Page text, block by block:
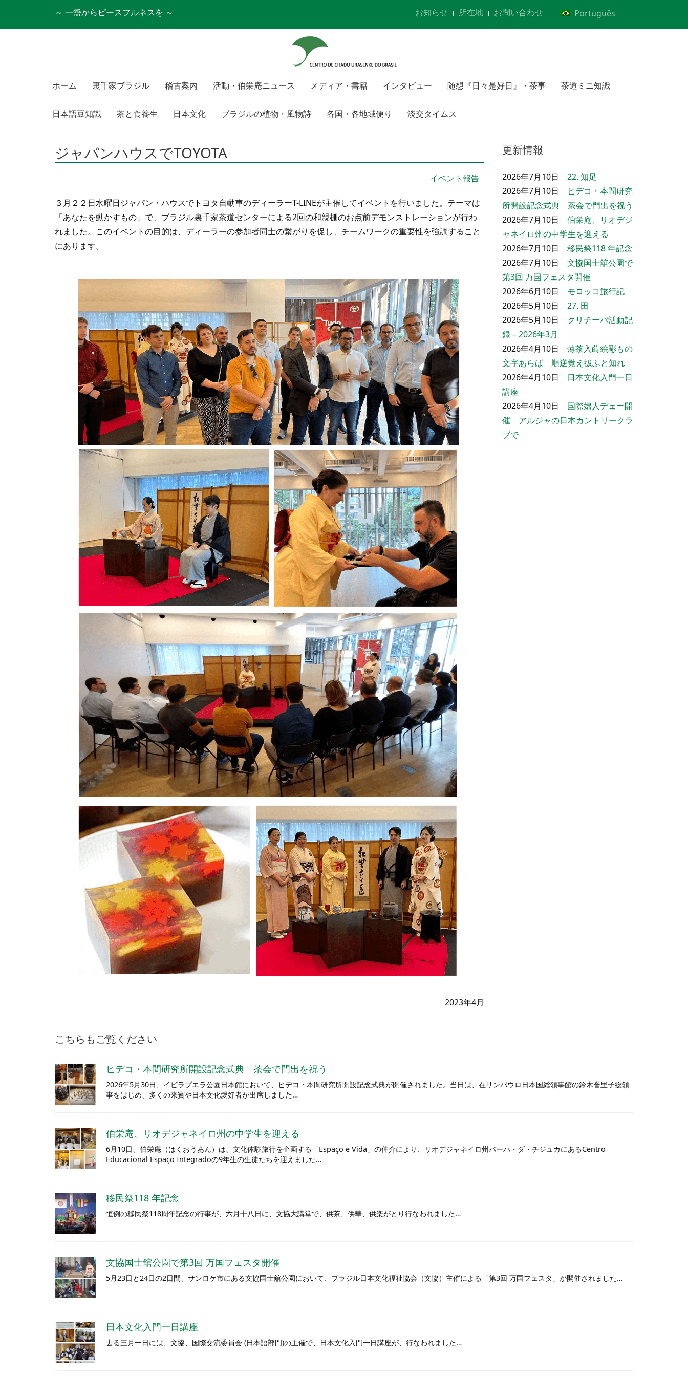
～ 一盌からピースフルネスを ～ お知らせ 所在地 お問い合わせ Português
ホーム 裏千家ブラジル 稽古案内 活動・伯栄庵ニュース メディア・書籍 インタビュー 随想『日々是好日』・茶事 茶道ミニ知識
日本語豆知識 茶と食養生 日本文化 ブラジルの植物・風物詩 各国・各地域便り 淡交タイムス
ジャパンハウスでTOYOTA
イベント報告
３月２２日水曜日ジャパン・ハウスでトヨタ自動車のディーラーT-LINEが主催してイベントを行いました。テーマは
「あなたを動かすもの」で、ブラジル裏千家茶道センターによる2回の和親棚のお点前デモンストレーションが行わ
れました。このイベントの目的は、ディーラーの参加者同士の繋がりを促し、チームワークの重要性を強調すること
にあります。
2023年4月
更新情報
2026年7月10日 22. 知足
2026年7月10日
ヒデコ・本間研究
所開設記念式典 茶会で門出を祝う
2026年7月10日 伯栄庵、リオデジ
ャネイロ州の中学生を迎える
2026年7月10日 移民祭118 年記念
2026年7月10日 文協国士舘公園で
第3回 万国フェスタ開催
2026年6月10日 モロッコ旅行記
2026年5月10日 27. 田
2026年5月10日
クリチーバ活動記
録 – 2026年3月
2026年4月10日 薄茶入蒔絵彫もの
文字あらば 順逆覚え扱ふと知れ
2026年4月10日
日本文化入門一日
講座
2026年4月10日 国際婦人デェー開
催 アルジャの日本カントリークラ
ブで
こちらもご覧ください
ヒデコ・本間研究所開設記念式典 茶会で門出を祝う
2026年5月30日、イビラプエラ公園日本館において、ヒデコ・本間研究所開設記念式典が開催されました。当日は、在サンパウロ日本国総領事館の鈴木誉里子総領
事をはじめ、多くの来賓や日本文化愛好者が出席しました…
伯栄庵、リオデジャネイロ州の中学生を迎える
6月10日、伯栄庵（はくおうあん）は、文化体験旅行を企画する「Espaço e Vida」の仲介により、リオデジャネイロ州バーハ・ダ・チジュカにあるCentro
Educacional Espaço Integradoの9年生の生徒たちを迎えました…
移民祭118 年記念
恒例の移民祭118周年記念の行事が、六月十八日に、文協大講堂で、供茶、供華、供楽がとり行なわれました…
文協国士舘公園で第3回 万国フェスタ開催
5月23日と24日の2日間、サンロケ市にある文協国士舘公園において、ブラジル日本文化福祉協会（文協）主催による「第3回 万国フェスタ」が開催されました…
日本文化入門一日講座
去る三月一日には、文協、国際交流委員会 (日本語部門)の主催で、日本文化入門一日講座が、行なわれました…